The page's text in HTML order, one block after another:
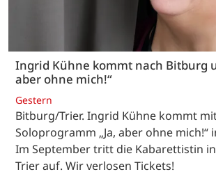
Ingrid Kühne kommt nach Bitburg
aber ohne mich!“
Gestern
Bitburg/Trier. Ingrid Kühne kommt
Soloprogramm „Ja, aber ohne mich!“
Im September tritt die Kabarettistin
Trier auf. Wir verlosen Tickets!